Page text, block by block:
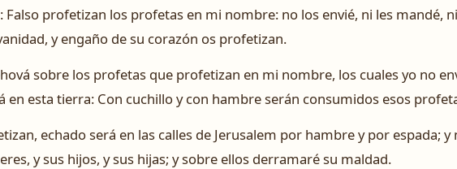
Falso profetizan los profetas en mi nombre: no los envié, ni les mandé,
y engaño de su corazón os profetizan.
sobre los profetas que profetizan en mi nombre, los cuales yo no
en esta tierra: Con cuchillo y con hambre serán consumidos esos
echado será en las calles de Jerusalem por hambre y por espada;
y sus hijos, y sus hijas; y sobre ellos derramaré su maldad.